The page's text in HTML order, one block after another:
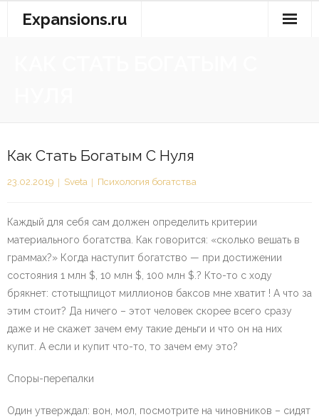
Expansions.ru
Как Стать Богатым С Нуля
23.02.2019 Sveta Психология богатства
Каждый для себя сам должен определить критерии
материального богатства. Как говорится: «сколько вешать в
граммах?» Когда наступит богатство — при достижении
состояния 1 млн $, 10 млн $, 100 млн $.? Кто-то с ходу
брякнет: стотыщпицот миллионов баксов мне хватит ! А что за
этим стоит? Да ничего – этот человек скорее всего сразу
даже и не скажет зачем ему такие деньги и что он на них
купит. А если и купит что-то, то зачем ему это?
Споры-перепалки
Один утверждал: вон, мол, посмотрите на чиновников – сидят